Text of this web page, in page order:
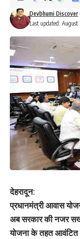
Last updated: August
Devbhumi Discover
देहरादून:
प्रधानमंत्री आवास
अब सरकार की नजर
योजना के तहत आवंटित